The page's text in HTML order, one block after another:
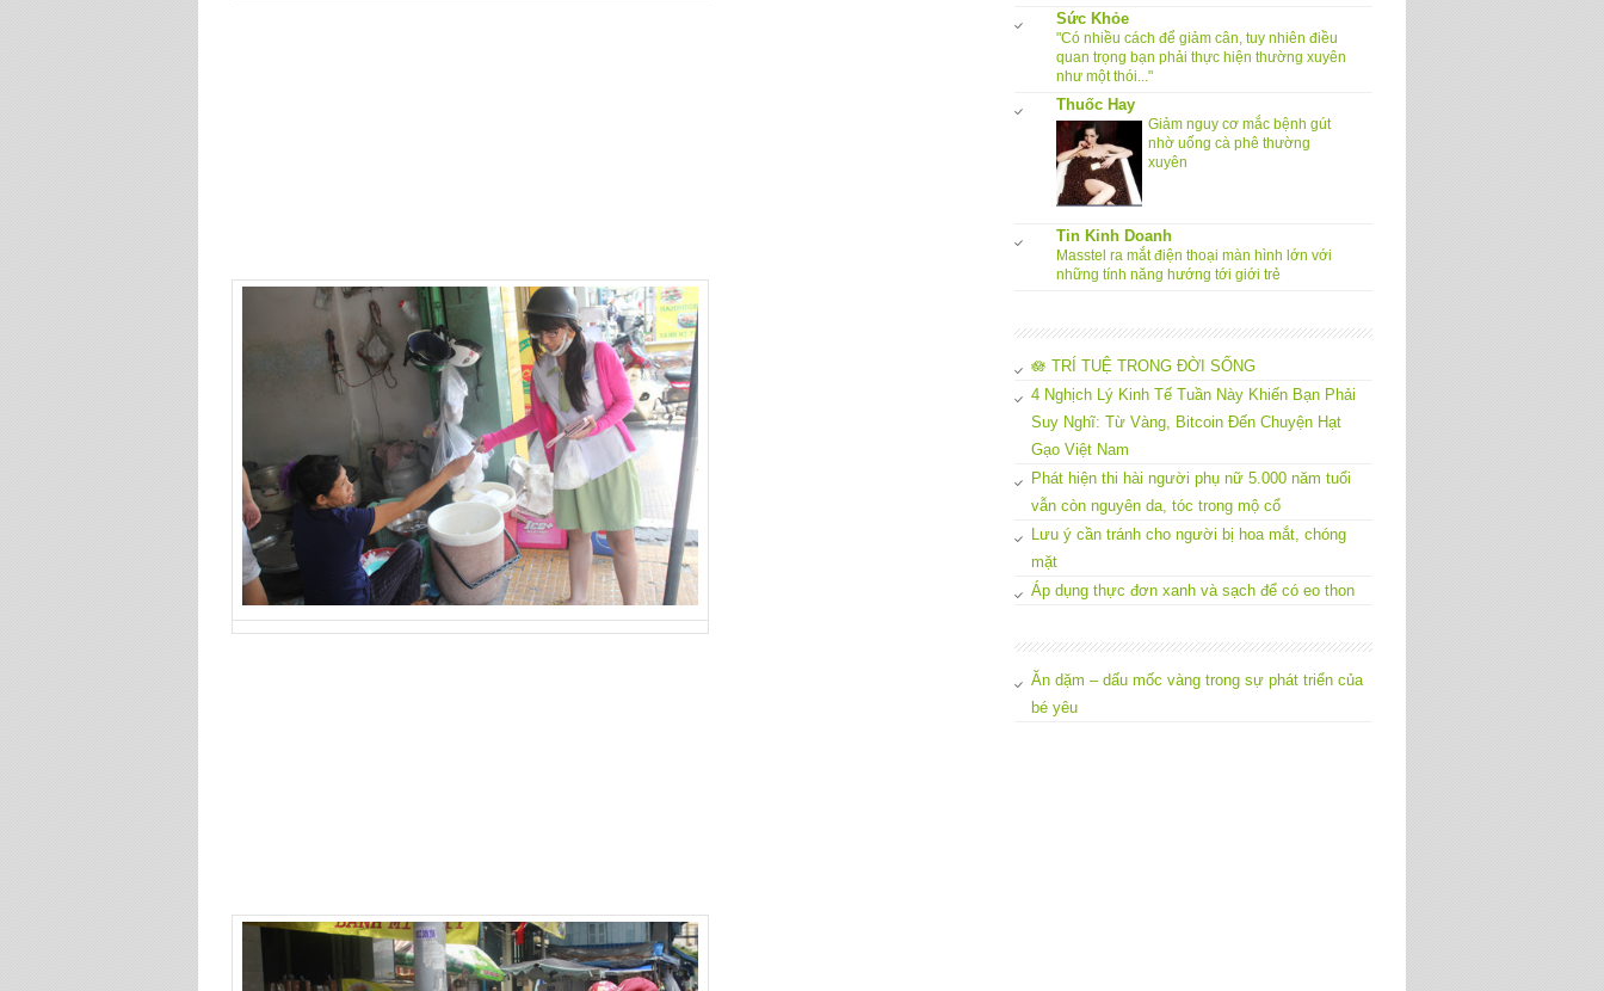
Sức Khỏe
"Có nhiều cách để giảm cân, tuy nhiên điều
quan trọng bạn phải thực hiện thường xuyên
như một thói..."
Thuốc Hay
Giảm nguy cơ mắc bệnh gút
nhờ uống cà phê thường
xuyên
Tin Kinh Doanh
Masstel ra mắt điện thoại màn hình lớn với
những tính năng hướng tới giới trẻ
🪷 TRÍ TUỆ TRONG ĐỜI SỐNG
4 Nghịch Lý Kinh Tế Tuần Này Khiến Bạn Phải
Suy Nghĩ: Từ Vàng, Bitcoin Đến Chuyện Hạt
Gạo Việt Nam
Phát hiện thi hài người phụ nữ 5.000 năm tuổi
vẫn còn nguyên da, tóc trong mộ cổ
Lưu ý cần tránh cho người bị hoa mắt, chóng
mặt
Áp dụng thực đơn xanh và sạch để có eo thon
Ăn dặm – dấu mốc vàng trong sự phát triển của
bé yêu